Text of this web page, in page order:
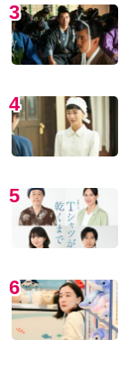
3
4
5
6